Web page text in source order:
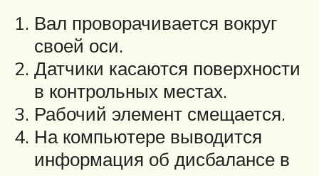
Вал проворачивается вокруг
своей оси.
Датчики касаются поверхности
в контрольных местах.
Рабочий элемент смещается.
На компьютере выводится
информация об дисбалансе в